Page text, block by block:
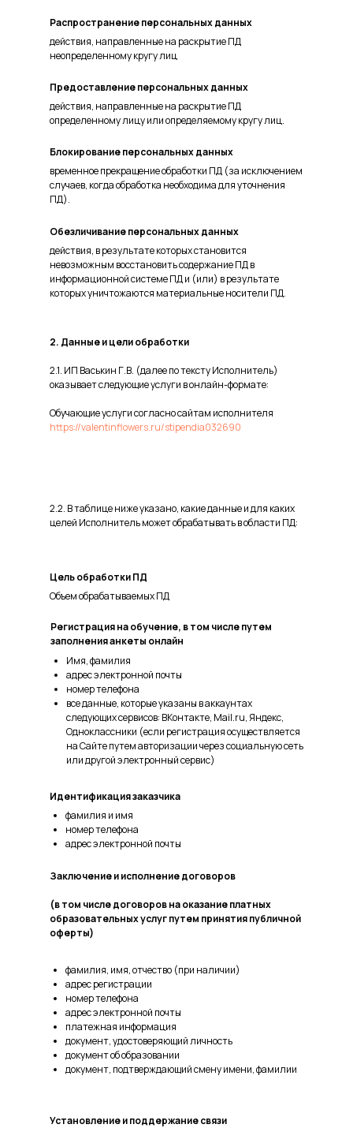
Распространение персональных данных
действия, направленные на раскрытие ПД
неопределенному кругу лиц
Предоставление персональных данных
действия, направленные на раскрытие ПД
определенному лицу или определяемому кругу лиц.
Блокирование персональных данных
временное прекращение обработки ПД (за исключением
случаев, когда обработка необходима для уточнения
ПД).
Обезличивание персональных данных
действия, в результате которых становится
невозможным восстановить содержание ПД в
информационной системе ПД и (или) в результате
которых уничтожаются материальные носители ПД.
2. Данные и цели обработки
2.1. ИП Васькин Г.В. (далее по тексту Исполнитель)
оказывает следующие услуги в онлайн-формате:
Обучающие услуги согласно сайтам исполнителя
https://valentinflowers.ru/stipendia032690
2.2. В таблице ниже указано, какие данные и для каких
целей Исполнитель может обрабатывать в области ПД:
Объем обрабатываемых ПД
Цель обработки ПД
Имя, фамилия
адрес электронной почты
номер телефона
все данные, которые указаны в аккаунтах
следующих сервисов: ВКонтакте, Mail.ru, Яндекс,
Одноклассники (если регистрация осуществляется
на Сайте путем авторизации через социальную сеть
или другой электронный сервис)
Регистрация на обучение, в том числе путем
заполнения анкеты онлайн
фамилия и имя
номер телефона
адрес электронной почты
Идентификация заказчика
фамилия, имя, отчество (при наличии)
адрес регистрации
номер телефона
адрес электронной почты
платежная информация
документ, удостоверяющий личность
документ об образовании
документ, подтверждающий смену имени, фамилии
Заключение и исполнение договоров
(в том числе договоров на оказание платных
образовательных услуг путем принятия публичной
оферты)
Установление и поддержание связи